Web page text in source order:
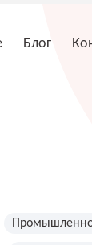
Блог